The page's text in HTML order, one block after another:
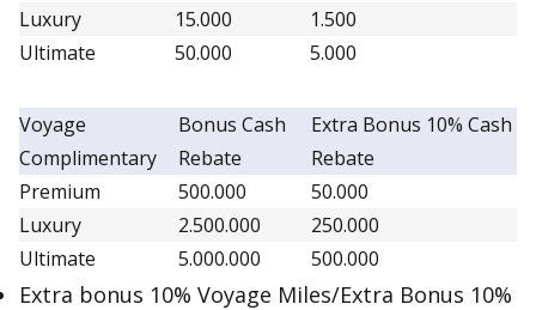
Luxury
15.000
1.500
Ultimate
50.000 5.000
Voyage
Complimentary
Bonus Cash
Rebate
Extra Bonus 10% Cash
Rebate
Premium
500.000
50.000
Luxury
2.500.000
250.000
Ultimate
5.000.000 500.000
Extra bonus 10% Voyage Miles/Extra Bonus 10%